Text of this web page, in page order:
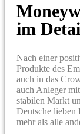
im
Nach einer
Produkte des
auch in das
auch Anleger
stabilen Markt
Deutsche lieben
mehr als alle